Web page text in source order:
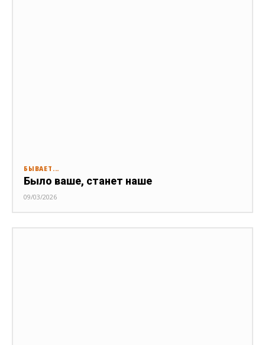
БЫВАЕТ...
Было ваше, станет наше
09/03/2026